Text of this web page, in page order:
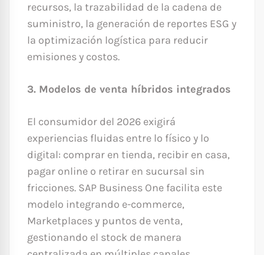
recursos, la trazabilidad de la cadena de
suministro, la generación de reportes ESG y
la optimización logística para reducir
emisiones y costos.
3. Modelos de venta híbridos integrados
El consumidor del 2026 exigirá
experiencias fluidas entre lo físico y lo
digital: comprar en tienda, recibir en casa,
pagar online o retirar en sucursal sin
fricciones. SAP Business One facilita este
modelo integrando e-commerce,
Marketplaces y puntos de venta,
gestionando el stock de manera